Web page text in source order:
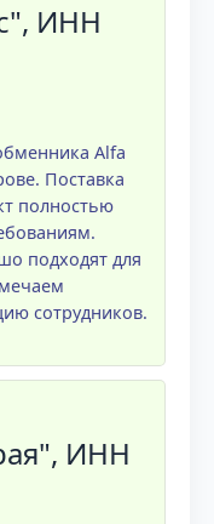
ИНН
Alfa
Поставка
полностью
подходят для
сотрудников.
ИНН